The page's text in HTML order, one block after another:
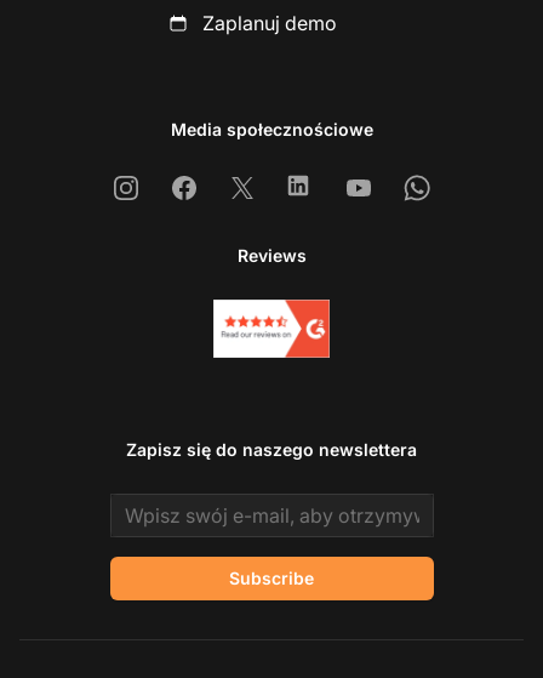
Zaplanuj demo
Media społecznościowe
InstagramFacebook
X LinkedinYoutubeWhatsapp
Reviews
Zapisz się do naszego newslettera
Email address
Subscribe